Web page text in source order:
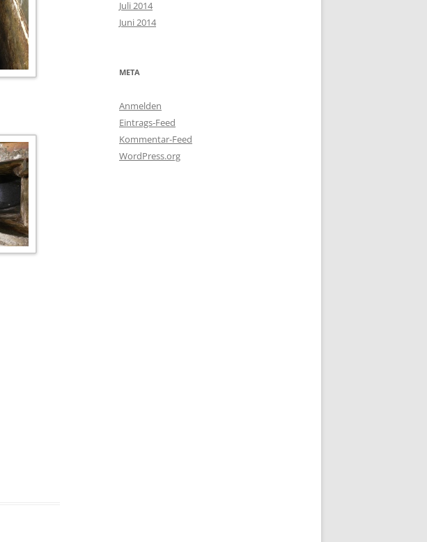
Juli 2014
Juni 2014
META
Anmelden
Eintrags-Feed
Kommentar-Feed
WordPress.org